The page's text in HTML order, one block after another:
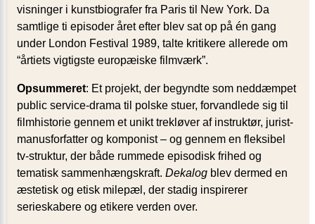
visninger i kunstbiografer fra Paris til New York. Da
samtlige ti episoder året efter blev sat op på én gang
under London Festival 1989, talte kritikere allerede om
“årtiets vigtigste europæiske filmværk”.
Opsummeret: Et projekt, der begyndte som neddæmpet
public service-drama til polske stuer, forvandlede sig til
filmhistorie gennem et unikt trekløver af instruktør, jurist-
manusforfatter og komponist – og gennem en fleksibel
tv-struktur, der både rummede episodisk frihed og
tematisk sammenhængskraft. Dekalog blev dermed en
æstetisk og etisk milepæl, der stadig inspirerer
serieskabere og etikere verden over.